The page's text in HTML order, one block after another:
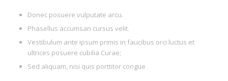
Donec posuere vulputate arcu.
Phasellus accumsan cursus velit.
Vestibulum ante ipsum primis in faucibus orci luctus et
ultrices posuere cubilia Curae;
Sed aliquam, nisi quis porttitor congue